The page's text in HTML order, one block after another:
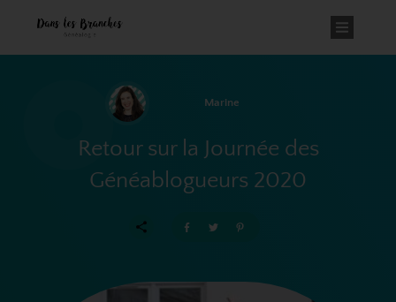
Marine
Retour sur la Journée des
Généablogueurs 2020